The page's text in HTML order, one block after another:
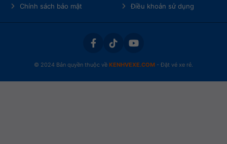
Chính sách bảo mật Điều khoản sử dụng
© 2024 Bản quyền thuộc về KENHVEXE.COM - Đặt vé xe rẻ.